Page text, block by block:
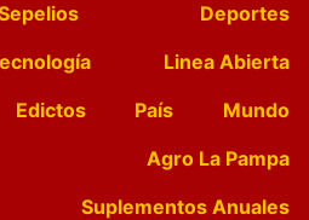
Deportes
Linea Abierta
Edictos País
Mundo
Agro La Pampa
Suplementos Anuales